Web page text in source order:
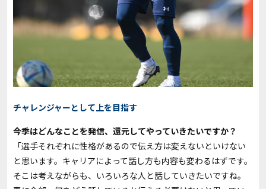
チャレンジャーとして上を目指す
――今季はどんなことを発信、還元してやっていきたいですか？
「選手それぞれに性格があるので伝え方は変えないといけない
と思います。キャリアによって話し方も内容も変わるはずです。
そこは考えながらも、いろいろな人と話していきたいですね。